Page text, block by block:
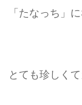
「たなっち」
とても珍しく